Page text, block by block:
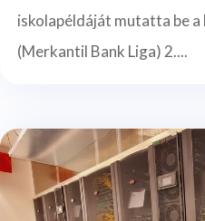
iskolapéldáját mutatta be a
(Merkantil Bank Liga) 2....